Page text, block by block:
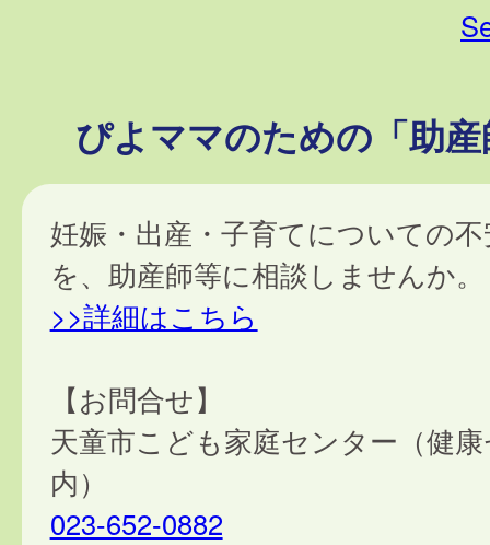
ぴよママのための「助
妊娠・出産・子育てについての
を、助産師等に相談しませんか。
>>詳細はこちら
【お問合せ】
天童市こども家庭センター（健
内）
023-652-0882